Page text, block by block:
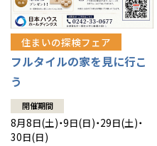
住まいの探検フェア
フルタイルの家を見に行こ
う
開催期間
8月8日(土)・9日(日)・29日(土)・
30日(日)